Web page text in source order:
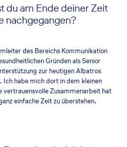
du am Ende deiner Zeit
nachgegangen?
des Bereichs Kommunikation
Gründen als Senior
zur heutigen Albatros
Ich habe mich dort in dem kleinen
vertrauensvolle Zusammenarbeit hat
einfache Zeit zu überstehen.